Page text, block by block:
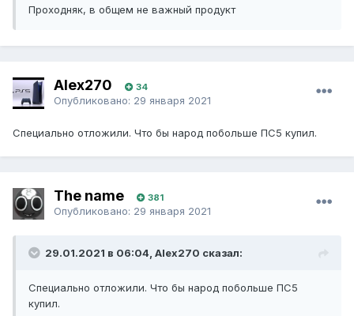
Проходняк, в общем не важный продукт
Alex270 34
Опубликовано: 29 января 2021
Специально отложили. Что бы народ побольше ПС5 купил.
The name 381
Опубликовано: 29 января 2021
29.01.2021 в 06:04, Alex270 сказал:
Специально отложили. Что бы народ побольше ПС5
купил.